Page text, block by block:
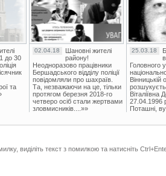
до 30
та
02.04.18
Шановні жителі
району!
Неодноразово працівники
Бершадського відділу поліції
повідомляли про шахраїв.
Та, незважаючи на це, тільки
протягом березня 2018-го
четверо осіб стали жертвами
зловмисників....»»
25.03.18
Головного
Вінницькій
Віталіївна
27.04.1996
Поташні,
виділіть текст з помилкою та натисніть